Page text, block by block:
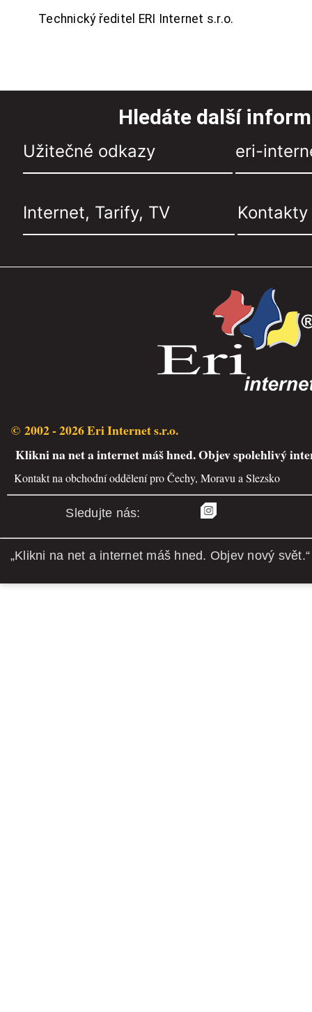
Technický ředitel ERI Internet s.r.o.
Hledáte další
Užitečné odkazy eri-
Internet, Tarify, TV Kontakty
© 2002 - 2026 Eri Internet s.r.o.
Klikni na net a internet máš hned. Objev spolehlivý
Kontakt na obchodní oddělení pro Čechy, Moravu a Slezsko
Sledujte nás:
„Klikni na net a internet máš hned. Objev nový svět.“